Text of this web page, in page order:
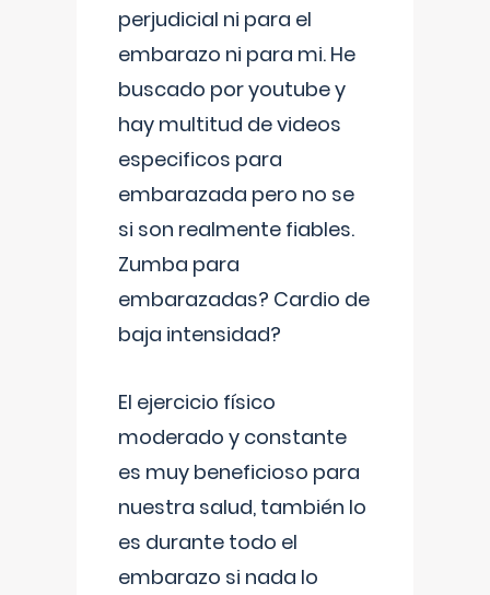
perjudicial ni para el
embarazo ni para mi. He
buscado por youtube y
hay multitud de videos
especificos para
embarazada pero no se
si son realmente fiables.
Zumba para
embarazadas? Cardio de
baja intensidad?
El ejercicio físico
moderado y constante
es muy beneficioso para
nuestra salud, también lo
es durante todo el
embarazo si nada lo